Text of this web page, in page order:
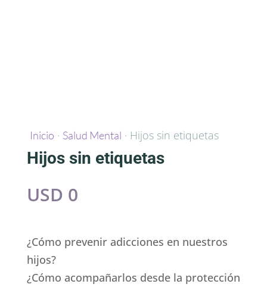
Inicio · Salud Mental · Hijos sin etiquetas
Hijos sin etiquetas
USD 0
¿Cómo prevenir adicciones en nuestros
hijos?
¿Cómo acompañarlos desde la protección